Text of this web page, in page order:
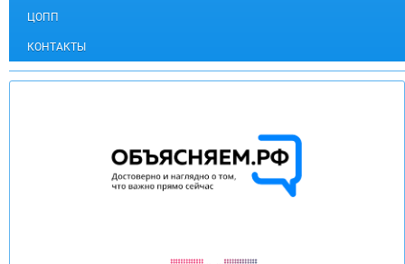
ЦОПП
КОНТАКТЫ